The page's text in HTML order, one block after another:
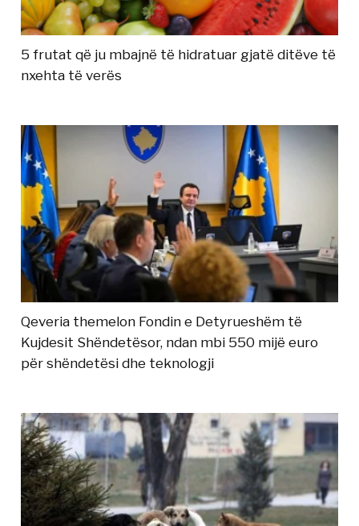
5 frutat që ju mbajnë të hidratuar gjatë ditëve të
nxehta të verës
Qeveria themelon Fondin e Detyrueshëm të
Kujdesit Shëndetësor, ndan mbi 550 mijë euro
për shëndetësi dhe teknologji